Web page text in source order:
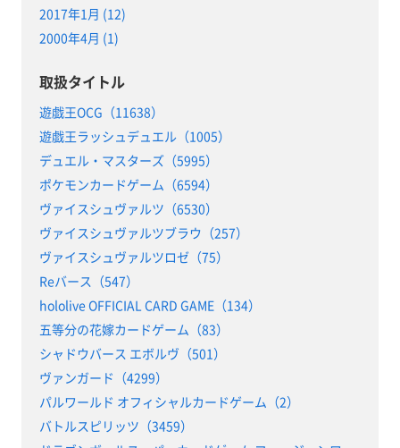
2017年1月 (12)
2000年4月 (1)
取扱タイトル
遊戯王OCG（11638）
遊戯王ラッシュデュエル（1005）
デュエル・マスターズ（5995）
ポケモンカードゲーム（6594）
ヴァイスシュヴァルツ（6530）
ヴァイスシュヴァルツブラウ（257）
ヴァイスシュヴァルツロゼ（75）
Reバース（547）
hololive OFFICIAL CARD GAME（134）
五等分の花嫁カードゲーム（83）
シャドウバース エボルヴ（501）
ヴァンガード（4299）
パルワールド オフィシャルカードゲーム（2）
バトルスピリッツ（3459）